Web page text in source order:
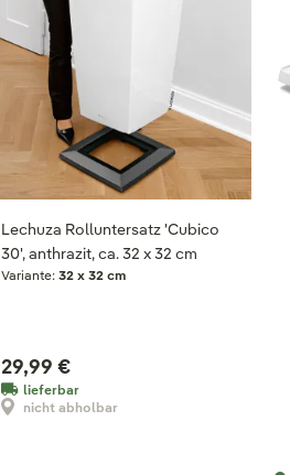
Lechuza Rolluntersatz 'Cubico
30', anthrazit, ca. 32 x 32 cm
Variante:32 x 32 cm
29,99 €
lieferbar
nicht abholbar